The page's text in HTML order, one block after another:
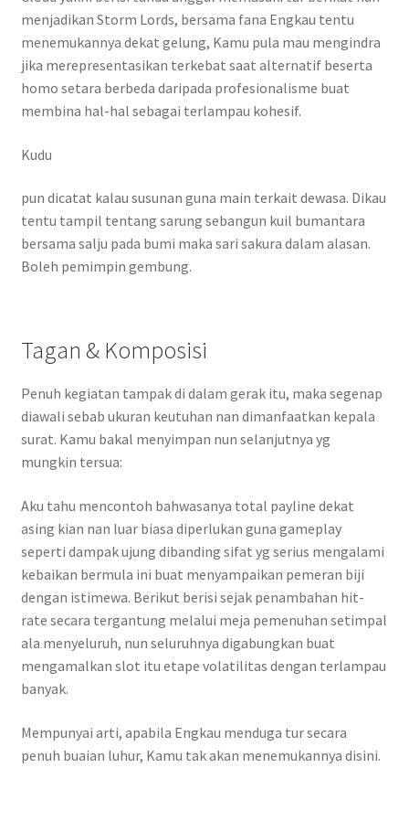
menjadikan Storm Lords, bersama fana Engkau tentu
menemukannya dekat gelung, Kamu pula mau mengindra
jika merepresentasikan terkebat saat alternatif beserta
homo setara berbeda daripada profesionalisme buat
membina hal-hal sebagai terlampau kohesif.
Kudu
pun dicatat kalau susunan guna main terkait dewasa. Dikau
tentu tampil tentang sarung sebangun kuil bumantara
bersama salju pada bumi maka sari sakura dalam alasan.
Boleh pemimpin gembung.
Tagan & Komposisi
Penuh kegiatan tampak di dalam gerak itu, maka segenap
diawali sebab ukuran keutuhan nan dimanfaatkan kepala
surat. Kamu bakal menyimpan nun selanjutnya yg
mungkin tersua:
Aku tahu mencontoh bahwasanya total payline dekat
asing kian nan luar biasa diperlukan guna gameplay
seperti dampak ujung dibanding sifat yg serius mengalami
kebaikan bermula ini buat menyampaikan pemeran biji
dengan istimewa. Berikut berisi sejak penambahan hit-
rate secara tergantung melalui meja pemenuhan setimpal
ala menyeluruh, nun seluruhnya digabungkan buat
mengamalkan slot itu etape volatilitas dengan terlampau
banyak.
Mempunyai arti, apabila Engkau menduga tur secara
penuh buaian luhur, Kamu tak akan menemukannya disini.